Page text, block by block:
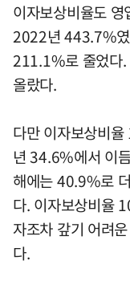
이자보상비율도
2022년 443.7%
211.1%로 줄었다.
올랐다.
다만 이자보상비
년 34.6%에서 이
해에는 40.9%로
다. 이자보상비율
자조차 갚기 어려
다.